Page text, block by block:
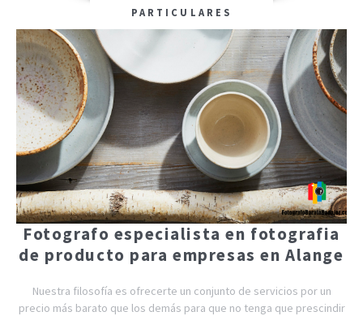
PARTICULARES
Fotografo especialista en fotografia
de producto para empresas en Alange
Nuestra filosofía es ofrecerte un conjunto de servicios por un
precio más barato que los demás para que no tenga que prescindir